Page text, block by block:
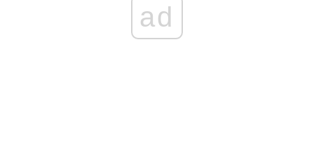
ad